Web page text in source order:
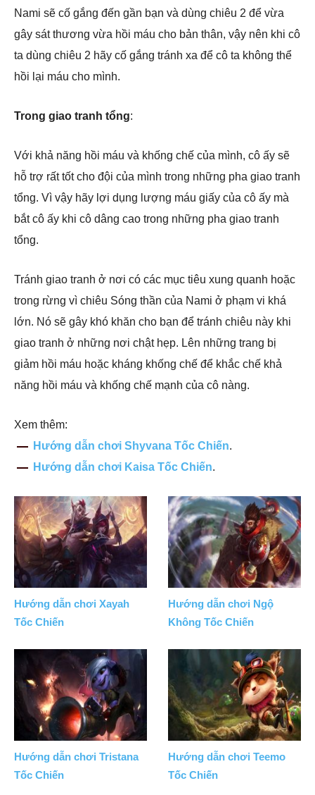
Nami sẽ cố gắng đến gần bạn và dùng chiêu 2 để vừa
gây sát thương vừa hồi máu cho bản thân, vậy nên khi cô
ta dùng chiêu 2 hãy cố gắng tránh xa để cô ta không thể
hồi lại máu cho mình.
Trong giao tranh tổng:
Với khả năng hồi máu và khống chế của mình, cô ấy sẽ
hỗ trợ rất tốt cho đội của mình trong những pha giao tranh
tổng. Vì vậy hãy lợi dụng lượng máu giấy của cô ấy mà
bắt cô ấy khi cô dâng cao trong những pha giao tranh
tổng.
Tránh giao tranh ở nơi có các mục tiêu xung quanh hoặc
trong rừng vì chiêu Sóng thần của Nami ở phạm vi khá
lớn. Nó sẽ gây khó khăn cho bạn để tránh chiêu này khi
giao tranh ở những nơi chật hẹp. Lên những trang bị
giảm hồi máu hoặc kháng khống chế để khắc chế khả
năng hồi máu và khống chế mạnh của cô nàng.
Xem thêm:
Hướng dẫn chơi Shyvana Tốc Chiến.
Hướng dẫn chơi Kaisa Tốc Chiến.
Hướng dẫn chơi Xayah
Tốc Chiến
Hướng dẫn chơi Ngộ
Không Tốc Chiến
Hướng dẫn chơi Tristana
Tốc Chiến
Hướng dẫn chơi Teemo
Tốc Chiến